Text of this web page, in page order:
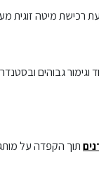
רכישת מיטה זוגית
גבוהים
תוך הקפדה על מותגי